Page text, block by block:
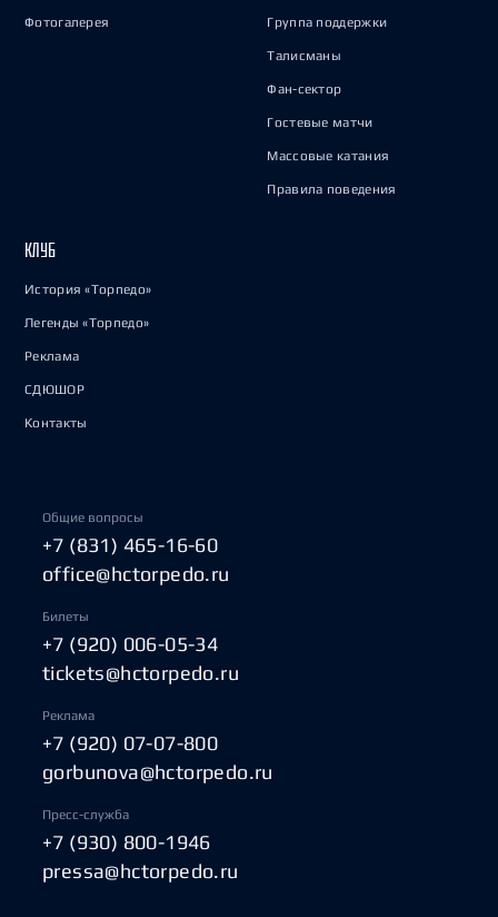
Фотогалерея Группа поддержки
Талисманы
Фан-сектор
Гостевые матчи
Массовые катания
Правила поведения
КЛУБ
История «Торпедо»
Легенды «Торпедо»
Реклама
СДЮШОР
Контакты
Общие вопросы
+7 (831) 465-16-60
office@hctorpedo.ru
Билеты
+7 (920) 006-05-34
tickets@hctorpedo.ru
Реклама
+7 (920) 07-07-800
gorbunova@hctorpedo.ru
Пресс-служба
+7 (930) 800-1946
pressa@hctorpedo.ru